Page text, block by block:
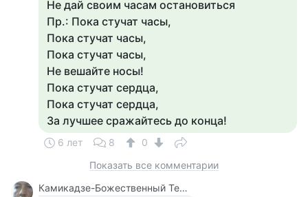
Не дай своим часам остановиться
Пр.: Пока стучат часы,
Пока стучат часы,
Пока стучат часы,
Не вешайте носы!
Пока стучат сердца,
Пока стучат сердца,
За лучшее сражайтесь до конца!
6 лет 8
0
Показать все комментарии
Камикадзе-Божественный Теплый Ветерок